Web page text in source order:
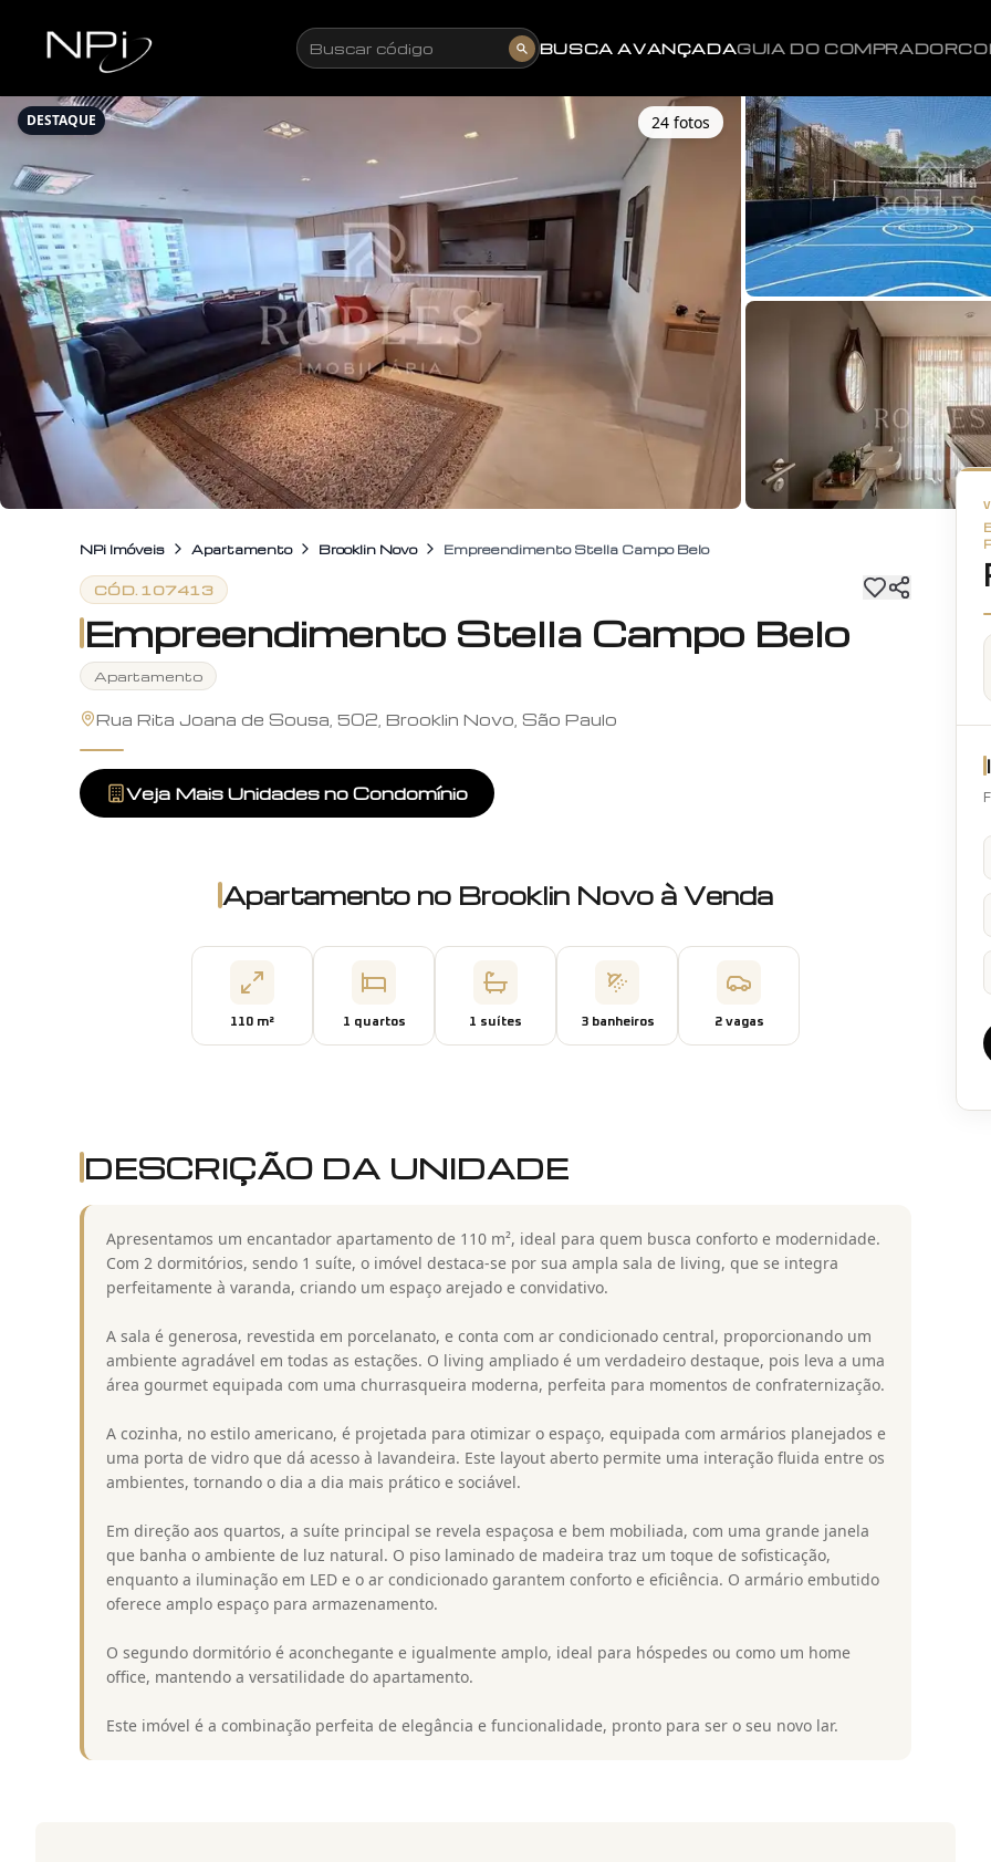
Buscar código BUSCA AVANÇADAGUIA DO COMPRADOR
DESTAQUE 24 fotos
NPi Imóveis Apartamento Brooklin Novo Empreendimento Stella Campo Belo
CÓD. 107413
Empreendimento Stella Campo Belo
Apartamento
Rua Rita Joana de Sousa, 502, Brooklin Novo, São Paulo
Veja Mais Unidades no Condomínio
Apartamento no Brooklin Novo à Venda
110 m² 1 quartos 1 suítes 3banheiros 2vagas
DESCRIÇÃO DA UNIDADE
Apresentamos um encantador apartamento de 110 m², ideal para quem busca conforto e modernidade.
Com 2 dormitórios, sendo 1 suíte, o imóvel destaca-se por sua ampla sala de living, que se integra
perfeitamente à varanda, criando um espaço arejado e convidativo.
A sala é generosa, revestida em porcelanato, e conta com ar condicionado central, proporcionando um
ambiente agradável em todas as estações. O living ampliado é um verdadeiro destaque, pois leva a uma
área gourmet equipada com uma churrasqueira moderna, perfeita para momentos de confraternização.
A cozinha, no estilo americano, é projetada para otimizar o espaço, equipada com armários planejados e
uma porta de vidro que dá acesso à lavandeira. Este layout aberto permite uma interação fluida entre os
ambientes, tornando o dia a dia mais prático e sociável.
Em direção aos quartos, a suíte principal se revela espaçosa e bem mobiliada, com uma grande janela
que banha o ambiente de luz natural. O piso laminado de madeira traz um toque de sofisticação,
enquanto a iluminação em LED e o ar condicionado garantem conforto e eficiência. O armário embutido
oferece amplo espaço para armazenamento.
O segundo dormitório é aconchegante e igualmente amplo, ideal para hóspedes ou como um home
office, mantendo a versatilidade do apartamento.
Este imóvel é a combinação perfeita de elegância e funcionalidade, pronto para ser o seu novo lar.